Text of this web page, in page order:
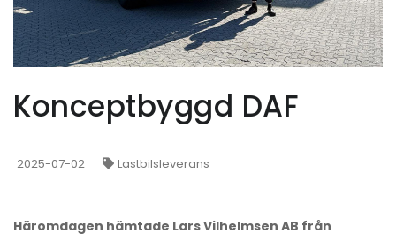
Konceptbyggd DAF
2025-07-02 Lastbilsleverans
Häromdagen hämtade Lars Vilhelmsen AB från